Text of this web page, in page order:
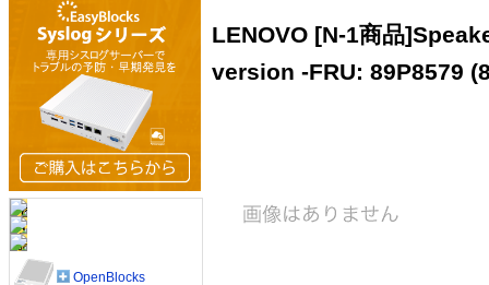
LENOVO [N-1商品
version -FRU: 89P8579
OpenBlocks